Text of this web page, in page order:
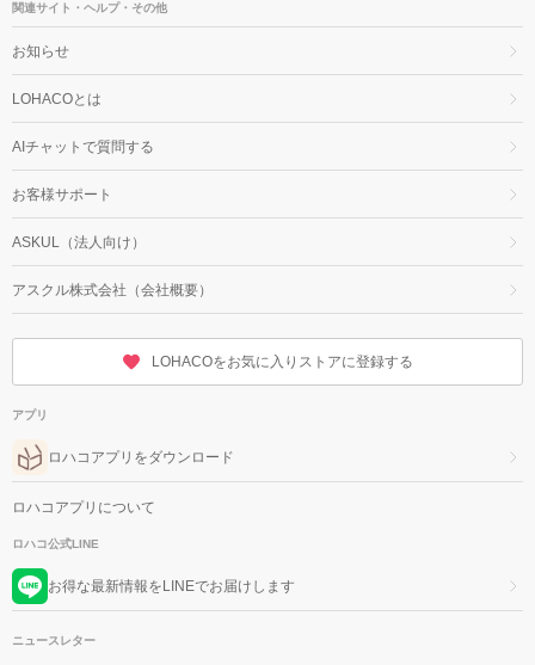
関連サイト・ヘルプ・その他
お知らせ
LOHACOとは
AIチャットで質問する
お客様サポート
ASKUL（法人向け）
アスクル株式会社（会社概要）
LOHACOをお気に入りストアに登録する
アプリ
ロハコアプリをダウンロード
ロハコアプリについて
ロハコ公式LINE
お得な最新情報をLINEでお届けします
ニュースレター